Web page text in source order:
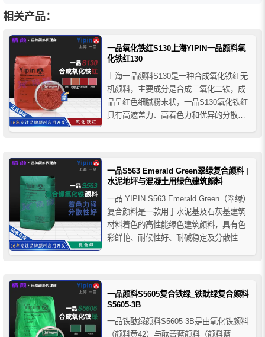
相关产品：
一品氧化铁红S130上海YIPIN一品颜料氧
化铁红130
上海一品颜料S130是一种合成氧化铁红无
机颜料，主要成分是合成三氧化二铁，成
品呈红色细腻粉末状，一品S130氧化铁红
具有高遮盖力、高着色力和优异的分散
一品S563 Emerald Green翠绿复合颜料 |
水泥地坪与混凝土用绿色建筑颜料
一品 YIPIN S563 Emerald Green（翠绿）
复合颜料是一款用于水泥基及石灰基建筑
材料着色的高性能绿色建筑颜料，具有色
彩鲜艳、耐候性好、耐碱稳定及分散性优
提供稳定自然的绿色着色效果。
一品颜料S5605复合铁绿_铁酞绿复合颜料
S5605-3B
一品铁酞绿颜料S5605-3B是由氧化铁颜料
（颜料黄42）与酞菁蓝颜料（颜料蓝